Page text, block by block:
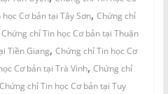
Cơ bản tại Tây Sơn, Chứng chỉ
Chứng chỉ Tin học Cơ bản tại Thuận
Tiền Giang, Chứng chỉ Tin học Cơ
Cơ bản tại Trà Vinh, Chứng chỉ
Chứng chỉ Tin học Cơ bản tại Tuy